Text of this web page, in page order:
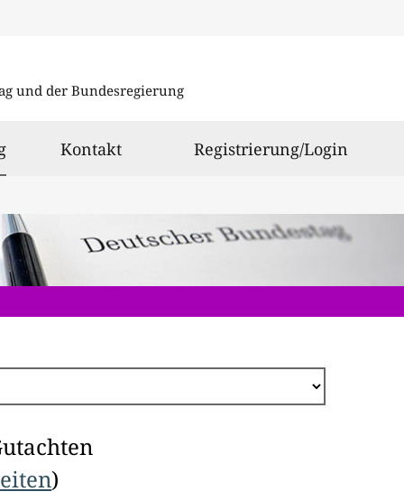
und der Bundesregierung
ausgewählt
Kontakt Registrierung/Login
)